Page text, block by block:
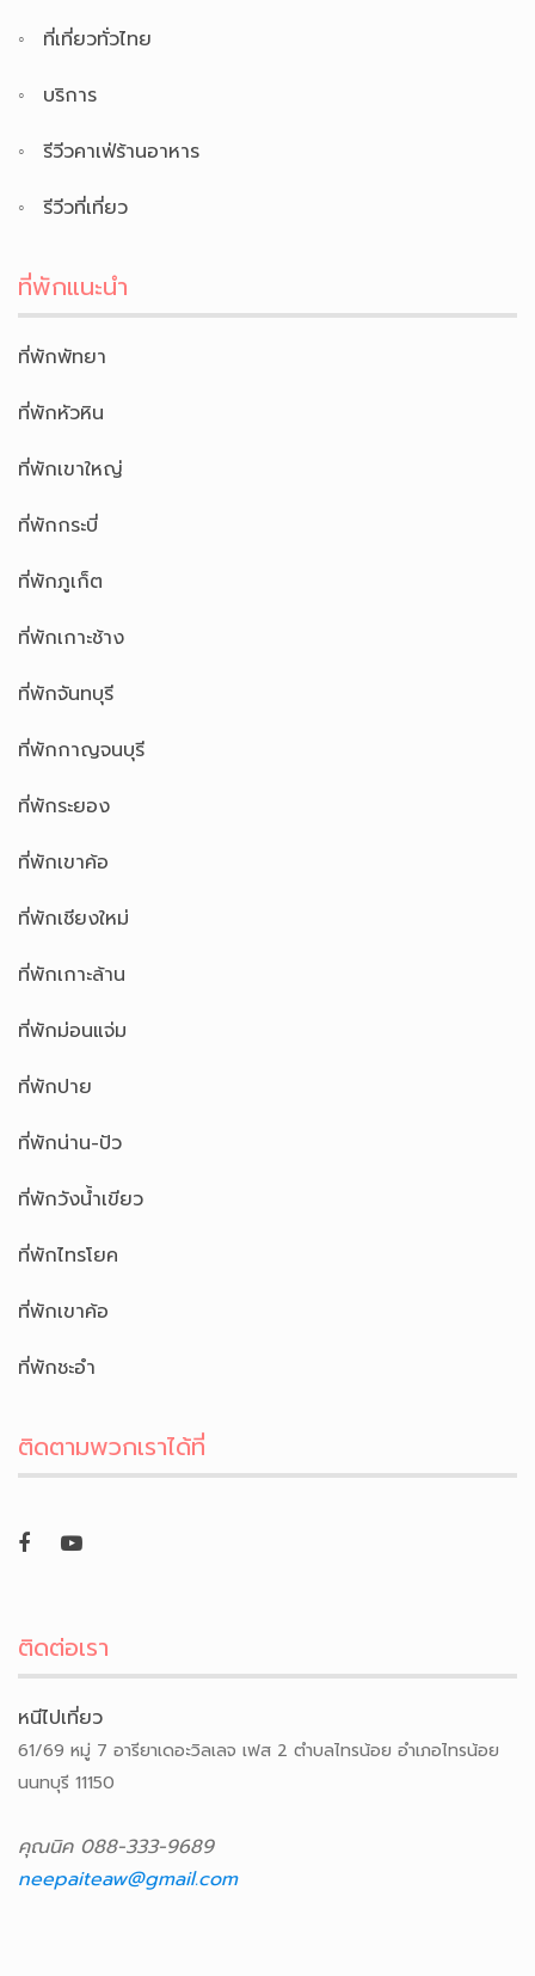
ที่เที่ยวทั่วไทย
บริการ
รีวีวคาเฟ่ร้านอาหาร
รีวีวที่เที่ยว
ที่พักแนะนำ
ที่พักพัทยา
ที่พักหัวหิน
ที่พักเขาใหญ่
ที่พักกระบี่
ที่พักภูเก็ต
ที่พักเกาะช้าง
ที่พักจันทบุรี
ที่พักกาญจนบุรี
ที่พักระยอง
ที่พักเขาค้อ
ที่พักเชียงใหม่
ที่พักเกาะล้าน
ที่พักม่อนแจ่ม
ที่พักปาย
ที่พักน่าน-ปัว
ที่พักวังน้ำเขียว
ที่พักไทรโยค
ที่พักเขาค้อ
ที่พักชะอำ
ติดตามพวกเราได้ที่
ติดต่อเรา
หนีไปเที่ยว
61/69 หมู่ 7 อารียาเดอะวิลเลจ เฟส 2 ตำบลไทรน้อย อำเภอไทรน้อย
นนทบุรี 11150
คุณนิค 088-333-9689
neepaiteaw@gmail.com